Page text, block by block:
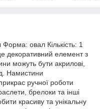
овал Кількість: 1
декоративний елемент з
можуть бути акрилові,
Намистини
ручної роботи
брелоки та інші
красиву та унікальну